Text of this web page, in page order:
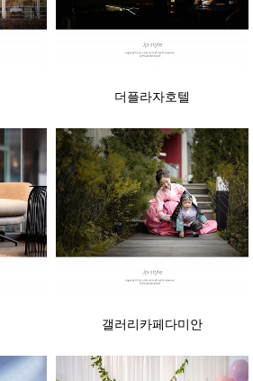
더플라자호텔
갤러리카페다미안